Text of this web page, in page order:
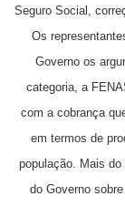
Seguro Social,
Os
Governo os
categoria, a
com a cobrança
em termos de
população. Mais do
do Governo